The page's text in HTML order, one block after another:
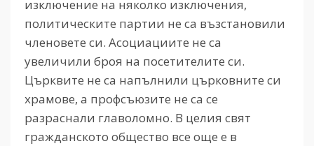
изключение на няколко изключения,
политическите партии не са възстановили
членовете си. Асоциациите не са
увеличили броя на посетителите си.
Църквите не са напълнили църковните си
храмове, а профсъюзите не са се
разраснали главоломно. В целия свят
гражданското общество все още е в